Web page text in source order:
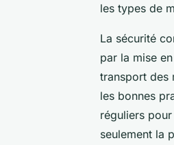
les types de
La sécurité
par la mise
transport des
les bonnes
réguliers
seulement la